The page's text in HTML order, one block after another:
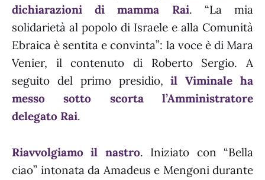
dichiarazioni di mamma Rai. “La mia
solidarietà al popolo di Israele e alla Comunità
Ebraica è sentita e convinta”: la voce è di Mara
Venier, il contenuto di Roberto Sergio. A
seguito del primo presidio,il Viminale ha
messo sotto scorta l’Amministratore
delegato Rai.
Riavvolgiamo il nastro. Iniziato con “Bella
ciao” intonata da Amadeus e Mengoni durante